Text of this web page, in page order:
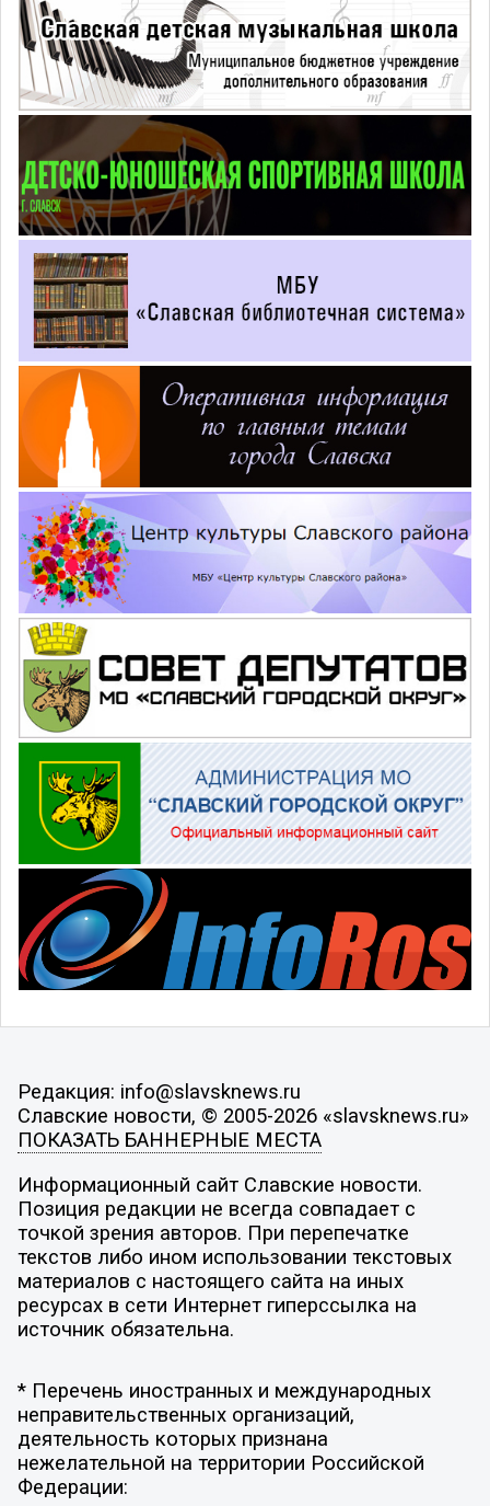
Редакция: info@slavsknews.ru
Славские новости, © 2005-2026 «slavsknews.ru»
ПОКАЗАТЬ БАННЕРНЫЕ МЕСТА
Информационный сайт Славские новости.
Позиция редакции не всегда совпадает с
точкой зрения авторов. При перепечатке
текстов либо ином использовании текстовых
материалов с настоящего сайта на иных
ресурсах в сети Интернет гиперссылка на
источник обязательна.
* Перечень иностранных и международных
неправительственных организаций,
деятельность которых признана
нежелательной на территории Российской
Федерации: